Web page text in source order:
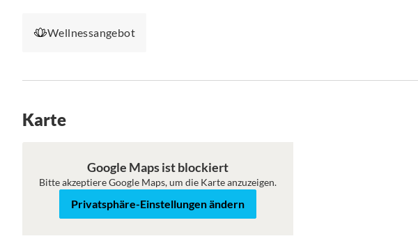
Wellnessangebot
Karte
Satellit
Google Maps ist blockiert
Bitte akzeptiere Google Maps, um die Karte anzuzeigen.
Privatsphäre-Einstellungen ändern